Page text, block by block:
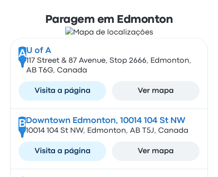
Paragem em Edmonton
AU of A
117 Street & 87 Avenue, Stop 2666, Edmonton,
AB T6G, Canada
Visita a página Ver mapa
B Downtown Edmonton, 10014 104 St NW
10014 104 St NW, Edmonton, AB T5J, Canada
Visita a página Ver mapa